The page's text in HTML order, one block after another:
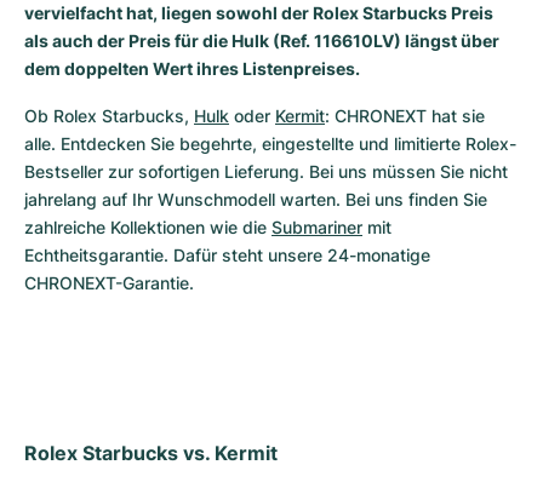
Damenuhren
Damenuhren
vervielfacht hat, liegen sowohl der Rolex Starbucks Preis
als auch der Preis für die Hulk (Ref. 116610LV) längst über
dem doppelten Wert ihres Listenpreises.
Ob Rolex Starbucks, Hulk oder Kermit: CHRONEXT hat sie
alle. Entdecken Sie begehrte, eingestellte und limitierte Rolex-
Bestseller zur sofortigen Lieferung. Bei uns müssen Sie nicht
jahrelang auf Ihr Wunschmodell warten. Bei uns finden Sie
zahlreiche Kollektionen wie die Submariner mit
Echtheitsgarantie. Dafür steht unsere 24-monatige
CHRONEXT-Garantie.
Rolex Starbucks vs. Kermit